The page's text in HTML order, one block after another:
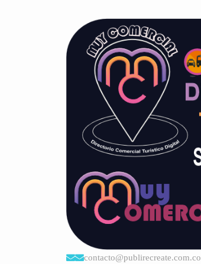
contacto@publirecreate.com.co